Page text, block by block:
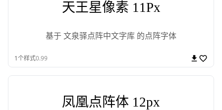
天王星像素 11Px
基于 文泉驿点阵中文字库 的点阵字体
1个样式0.99
凤凰点阵体 12px